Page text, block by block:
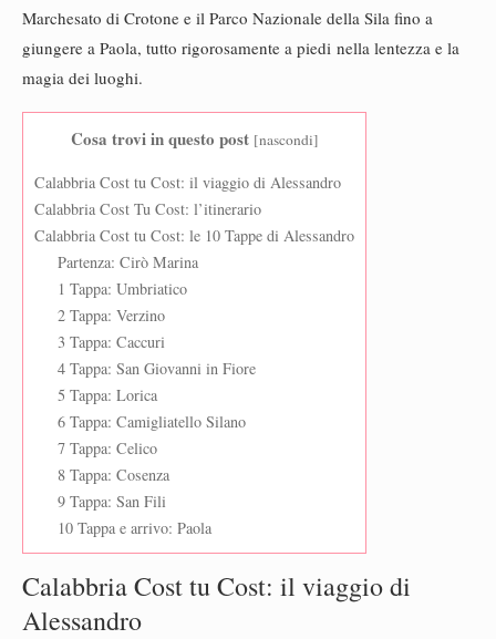
Marchesato di Crotone e il Parco Nazionale della Sila fino a
giungere a Paola, tutto rigorosamente a piedi nella lentezza e la
magia dei luoghi.
Cosa trovi in questo post [nascondi]
Calabbria Cost tu Cost: il viaggio di Alessandro
Calabbria Cost Tu Cost: l’itinerario
Calabbria Cost tu Cost: le 10 Tappe di Alessandro
Partenza: Cirò Marina
1 Tappa: Umbriatico
2 Tappa: Verzino
3 Tappa: Caccuri
4 Tappa: San Giovanni in Fiore
5 Tappa: Lorica
6 Tappa: Camigliatello Silano
7 Tappa: Celico
8 Tappa: Cosenza
9 Tappa: San Fili
10 Tappa e arrivo: Paola
Calabbria Cost tu Cost: il viaggio di
Alessandro